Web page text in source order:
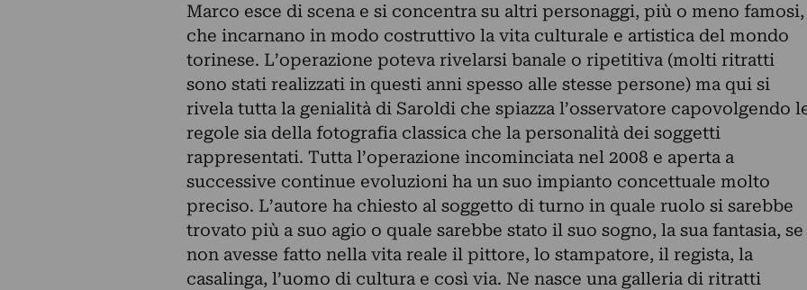
Marco esce di scena e si concentra su altri personaggi, più o meno famosi,
che incarnano in modo costruttivo la vita culturale e artistica del mondo
torinese. L’operazione poteva rivelarsi banale o ripetitiva (molti ritratti
sono stati realizzati in questi anni spesso alle stesse persone) ma qui si
rivela tutta la genialità di Saroldi che spiazza l’osservatore capovolgendo
regole sia della fotografia classica che la personalità dei soggetti
rappresentati. Tutta l’operazione incominciata nel 2008 e aperta a
successive continue evoluzioni ha un suo impianto concettuale molto
preciso. L’autore ha chiesto al soggetto di turno in quale ruolo si sarebbe
trovato più a suo agio o quale sarebbe stato il suo sogno, la sua fantasia, se
non avesse fatto nella vita reale il pittore, lo stampatore, il regista, la
casalinga, l’uomo di cultura e così via. Ne nasce una galleria di ritratti